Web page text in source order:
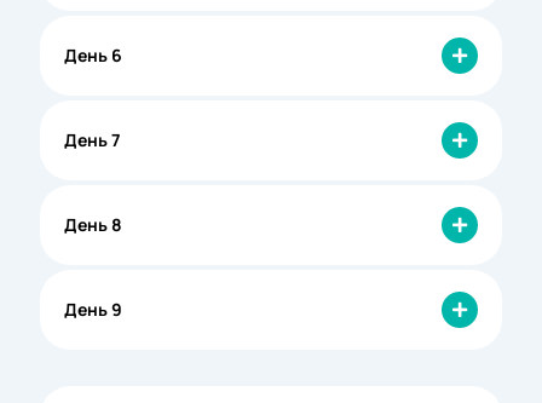
День 6
День 7
День 8
День 9